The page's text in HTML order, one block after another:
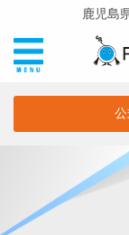
鹿児島